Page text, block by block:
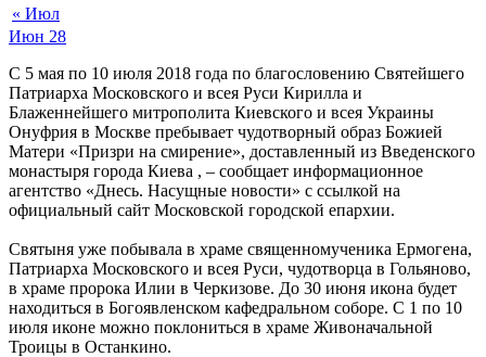
« Июл
Июн 28
С 5 мая по 10 июля 2018 года по благословению Святейшего
Патриарха Московского и всея Руси Кирилла и
Блаженнейшего митрополита Киевского и всея Украины
Онуфрия в Москве пребывает чудотворный образ Божией
Матери «Призри на смирение», доставленный из Введенского
монастыря города Киева , – сообщает информационное
агентство «Днесь. Насущные новости» с ссылкой на
официальный сайт Московской городской епархии.
Святыня уже побывала в храме священномученика Ермогена,
Патриарха Московского и всея Руси, чудотворца в Гольяново,
в храме пророка Илии в Черкизове. До 30 июня икона будет
находиться в Богоявленском кафедральном соборе. С 1 по 10
июля иконе можно поклониться в храме Живоначальной
Троицы в Останкино.